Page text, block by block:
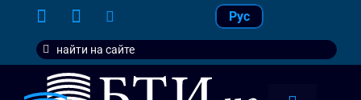
content
Рус
Search
for: